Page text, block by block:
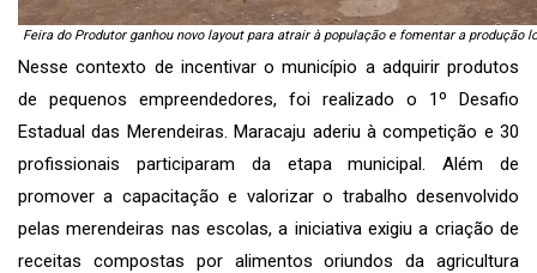
Feira do Produtor ganhou novo layout para atrair à população e fomentar a produção
Nesse contexto de incentivar o município a adquirir produtos
de pequenos empreendedores, foi realizado o 1º Desafio
Estadual das Merendeiras. Maracaju aderiu à competição e 30
profissionais participaram da etapa municipal. Além de
promover a capacitação e valorizar o trabalho desenvolvido
pelas merendeiras nas escolas, a iniciativa exigiu a criação de
receitas compostas por alimentos oriundos da agricultura